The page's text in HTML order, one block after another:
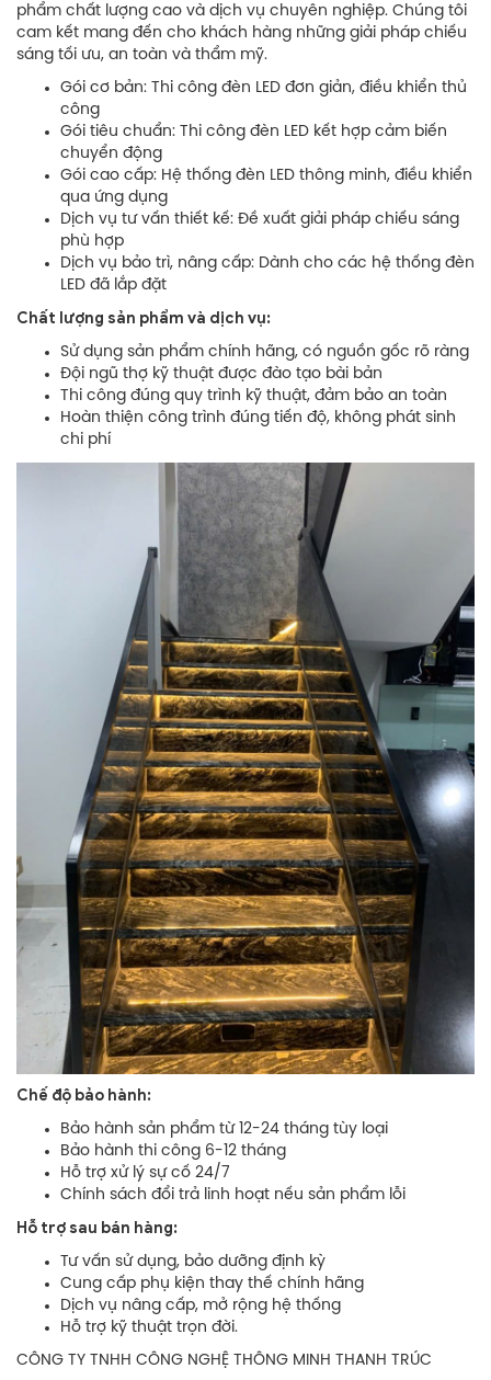
phẩm chất lượng cao và dịch vụ chuyên nghiệp. Chúng tôi
cam kết mang đến cho khách hàng những giải pháp chiếu
sáng tối ưu, an toàn và thẩm mỹ.
Gói cơ bản: Thi công đèn LED đơn giản, điều khiển thủ
công
Gói tiêu chuẩn: Thi công đèn LED kết hợp cảm biến
chuyển động
Gói cao cấp: Hệ thống đèn LED thông minh, điều khiển
qua ứng dụng
Dịch vụ tư vấn thiết kế: Đề xuất giải pháp chiếu sáng
phù hợp
Dịch vụ bảo trì, nâng cấp: Dành cho các hệ thống đèn
LED đã lắp đặt
Chất lượng sản phẩm và dịch vụ:
Sử dụng sản phẩm chính hãng, có nguồn gốc rõ ràng
Đội ngũ thợ kỹ thuật được đào tạo bài bản
Thi công đúng quy trình kỹ thuật, đảm bảo an toàn
Hoàn thiện công trình đúng tiến độ, không phát sinh
chi phí
Chế độ bảo hành:
Bảo hành sản phẩm từ 12-24 tháng tùy loại
Bảo hành thi công 6-12 tháng
Hỗ trợ xử lý sự cố 24/7
Chính sách đổi trả linh hoạt nếu sản phẩm lỗi
Hỗ trợ sau bán hàng:
Tư vấn sử dụng, bảo dưỡng định kỳ
Cung cấp phụ kiện thay thế chính hãng
Dịch vụ nâng cấp, mở rộng hệ thống
Hỗ trợ kỹ thuật trọn đời.
CÔNG TY TNHH CÔNG NGHỆ THÔNG MINH THANH TRÚC